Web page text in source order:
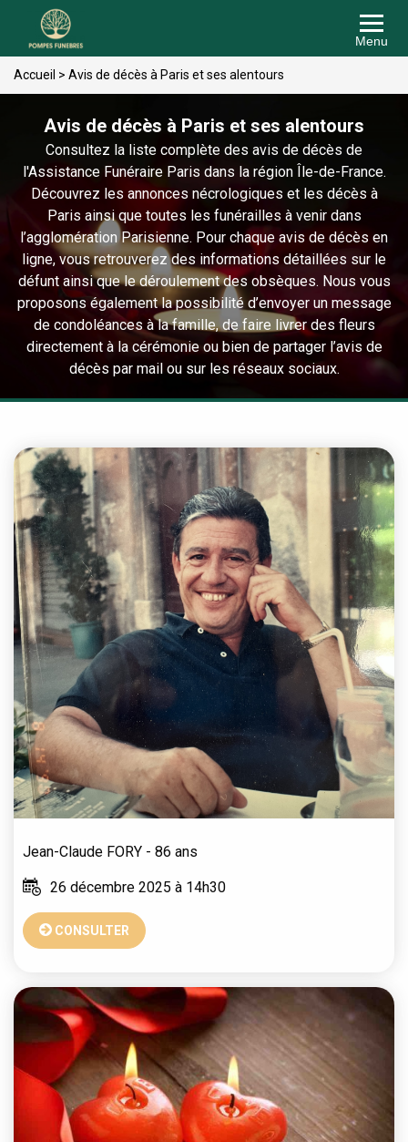
Menu
Accueil > Avis de décès à Paris et ses alentours
Avis de décès à Paris et ses alentours
Consultez la liste complète des avis de décès de
l'Assistance Funéraire Paris dans la région Île-de-France.
Découvrez les annonces nécrologiques et les décès à
Paris ainsi que toutes les funérailles à venir dans
l’agglomération Parisienne. Pour chaque avis de décès en
ligne, vous retrouverez des informations détaillées sur le
défunt ainsi que le déroulement des obsèques. Nous vous
proposons également la possibilité d’envoyer un message
de condoléances à la famille, de faire livrer des fleurs
directement à la cérémonie ou bien de partager l’avis de
décès par mail ou sur les réseaux sociaux.
Jean-Claude FORY - 86 ans
26 décembre 2025 à 14h30
CONSULTER